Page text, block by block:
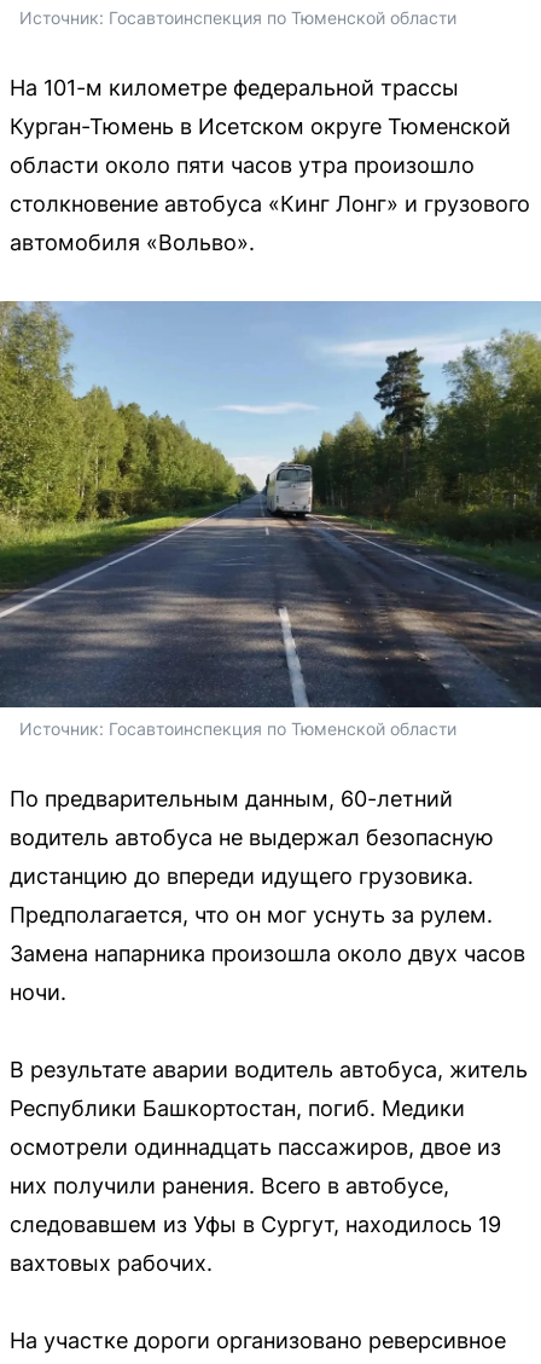
Источник: Госавтоинспекция по Тюменской области
На 101-м километре федеральной трассы
Курган-Тюмень в Исетском округе Тюменской
области около пяти часов утра произошло
столкновение автобуса «Кинг Лонг» и грузового
автомобиля «Вольво».
Источник: Госавтоинспекция по Тюменской области
По предварительным данным, 60-летний
водитель автобуса не выдержал безопасную
дистанцию до впереди идущего грузовика.
Предполагается, что он мог уснуть за рулем.
Замена напарника произошла около двух часов
ночи.
В результате аварии водитель автобуса, житель
Республики Башкортостан, погиб. Медики
осмотрели одиннадцать пассажиров, двое из
них получили ранения. Всего в автобусе,
следовавшем из Уфы в Сургут, находилось 19
вахтовых рабочих.
На участке дороги организовано реверсивное